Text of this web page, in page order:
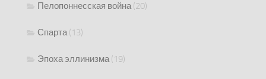
Пелопоннесская война(20)
Спарта(13)
Эпоха эллинизма(19)